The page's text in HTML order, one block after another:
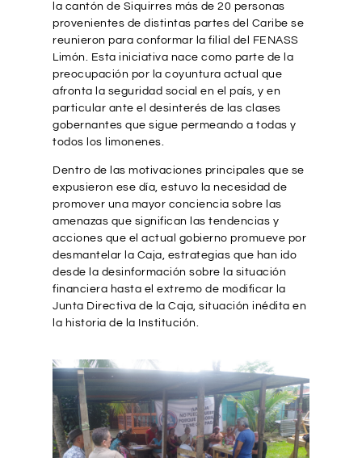
la cantón de Siquirres más de 20 personas
provenientes de distintas partes del Caribe se
reunieron para conformar la filial del FENASS
Limón. Esta iniciativa nace como parte de la
preocupación por la coyuntura actual que
afronta la seguridad social en el país, y en
particular ante el desinterés de las clases
gobernantes que sigue permeando a todas y
todos los limonenes.
Dentro de las motivaciones principales que se
expusieron ese día, estuvo la necesidad de
promover una mayor conciencia sobre las
amenazas que significan las tendencias y
acciones que el actual gobierno promueve por
desmantelar la Caja, estrategias que han ido
desde la desinformación sobre la situación
financiera hasta el extremo de modificar la
Junta Directiva de la Caja, situación inédita en
la historia de la Institución.